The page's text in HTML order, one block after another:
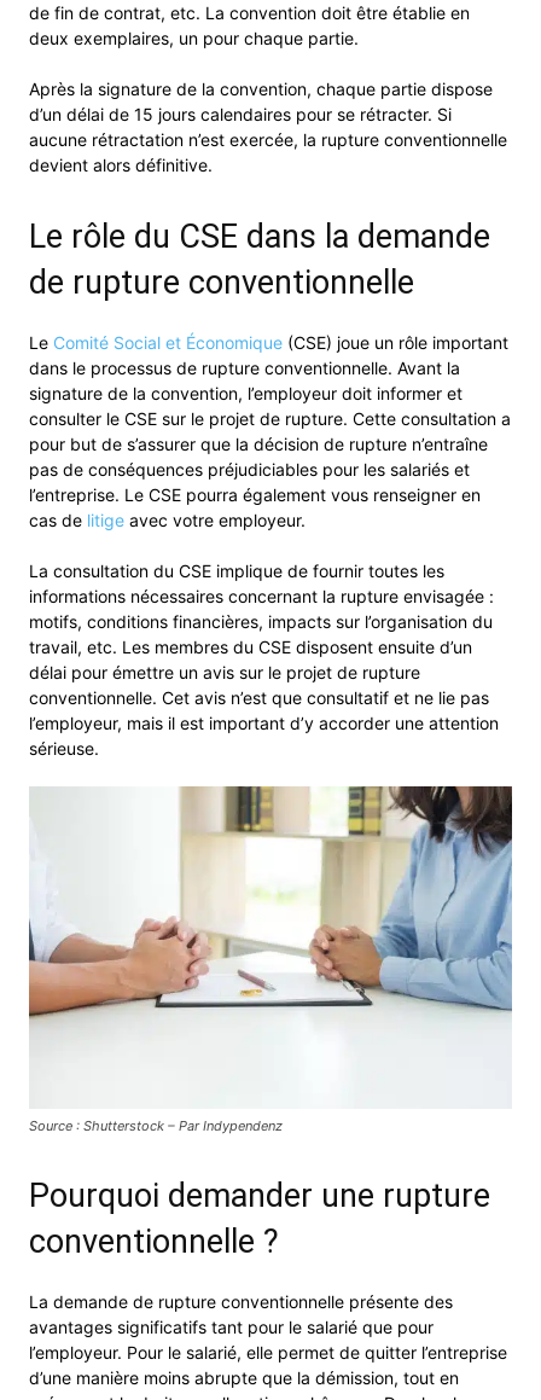
de fin de contrat, etc. La convention doit être établie en
deux exemplaires, un pour chaque partie.
Après la signature de la convention, chaque partie dispose
d’un délai de 15 jours calendaires pour se rétracter. Si
aucune rétractation n’est exercée, la rupture conventionnelle
devient alors définitive.
Le rôle du CSE dans la demande
de rupture conventionnelle
Le Comité Social et Économique (CSE) joue un rôle important
dans le processus de rupture conventionnelle. Avant la
signature de la convention, l’employeur doit informer et
consulter le CSE sur le projet de rupture. Cette consultation a
pour but de s’assurer que la décision de rupture n’entraîne
pas de conséquences préjudiciables pour les salariés et
l’entreprise. Le CSE pourra également vous renseigner en
cas de litige avec votre employeur.
La consultation du CSE implique de fournir toutes les
informations nécessaires concernant la rupture envisagée :
motifs, conditions financières, impacts sur l’organisation du
travail, etc. Les membres du CSE disposent ensuite d’un
délai pour émettre un avis sur le projet de rupture
conventionnelle. Cet avis n’est que consultatif et ne lie pas
l’employeur, mais il est important d’y accorder une attention
sérieuse.
Source : Shutterstock – Par Indypendenz
Pourquoi demander une rupture
conventionnelle ?
La demande de rupture conventionnelle présente des
avantages significatifs tant pour le salarié que pour
l’employeur. Pour le salarié, elle permet de quitter l’entreprise
d’une manière moins abrupte que la démission, tout en